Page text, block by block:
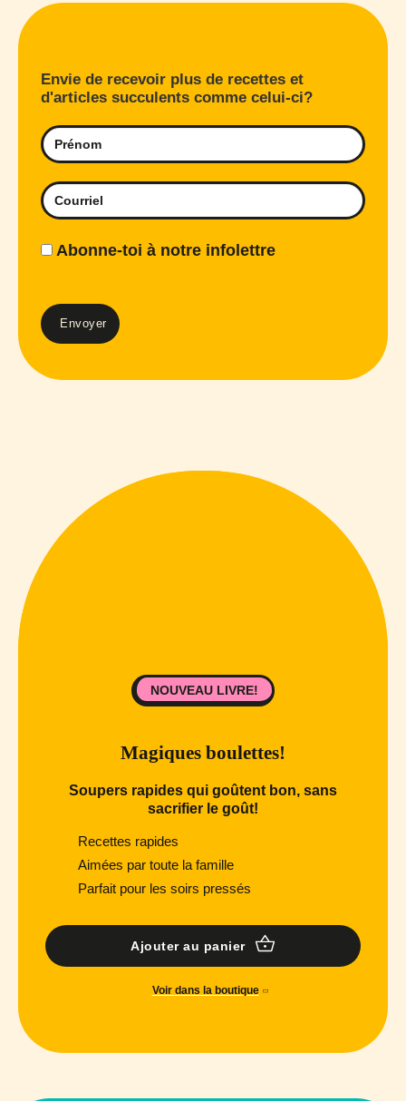
Envie de recevoir plus de recettes et
d'articles succulents comme celui-ci?
Abonne-toi à notre infolettre
Magiques boulettes!
Soupers rapides qui goûtent bon, sans
sacrifier le goût!
Recettes rapides
Aimées par toute la famille
Parfait pour les soirs pressés
Ajouter au panier
Voir dans la boutique
NOUVEAU LIVRE!